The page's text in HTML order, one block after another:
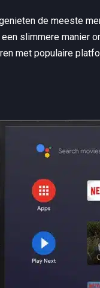
de meeste
slimmere manier
met populaire